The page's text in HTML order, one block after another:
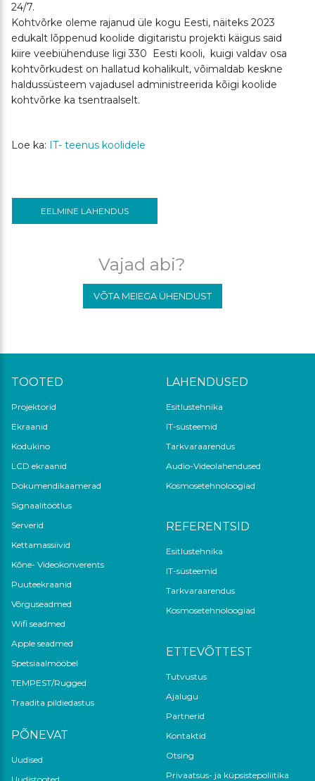
24/7.
Kohtvõrke oleme rajanud üle kogu Eesti, näiteks 2023
edukalt lõppenud koolide digitaristu projekti käigus said
kiire veebiühenduse ligi 330 Eesti kooli, kuigi valdav osa
kohtvõrkudest on hallatud kohalikult, võimaldab keskne
haldussüsteem vajadusel administreerida kõigi koolide
kohtvõrke ka tsentraalselt.
Loe ka: IT- teenus koolidele
EELMINE LAHENDUS
Vajad abi?
VÕTA MEIEGA ÜHENDUST
TOOTED
Projektorid
Ekraanid
Kodukino
LCD ekraanid
Dokumendikaamerad
Signaalitöötlus
Serverid
Kettamassiivid
Kõne- Videokonverents
Puuteekraanid
Võrguseadmed
Wifi seadmed
Apple seadmed
Spetsiaalmööbel
TEMPEST/Rugged
Traadita pildiedastus
LAHENDUSED
Esitlustehnika
IT-süsteemid
Tarkvaraarendus
Audio-Videolahendused
Kosmosetehnoloogiad
REFERENTSID
Esitlustehnika
IT-süsteemid
Tarkvaraarendus
Kosmosetehnoloogiad
ETTEVÕTTEST
Tutvustus
Ajalugu
Partnerid
Kontaktid
Otsing
Privaatsus- ja küpsistepoliitika
PÕNEVAT
Uudised